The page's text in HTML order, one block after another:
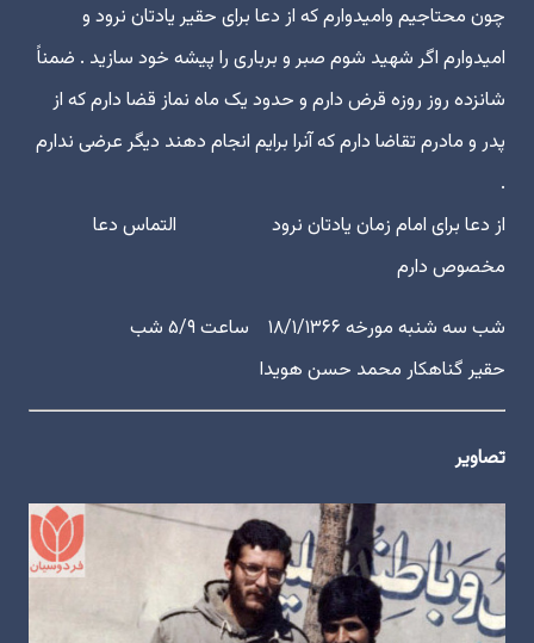
چون محتاجیم وامیدوارم که از دعا برای حقیر یادتان نرود و
امیدوارم اگر شهید شوم صبر و برباری را پیشه خود سازید . ضمناً
شانزده روز روزه قرض دارم و حدود یک ماه نماز قضا دارم که از
پدر و مادرم تقاضا دارم که آنرا برایم انجام دهند دیگر عرضی ندارم
.
از دعا برای امام زمان یادتان نرود التماس دعا
مخصوص دارم
شب سه شنبه مورخه ۱۸/۱/۱۳۶۶ ساعت ۵/۹ شب
حقیر گناهکار محمد حسن هویدا
تصاویر